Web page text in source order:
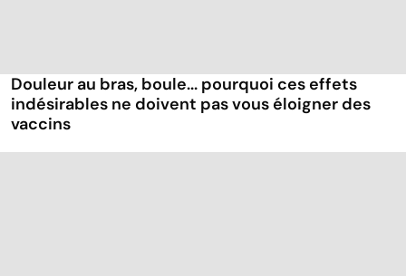
Douleur au bras, boule... pourquoi ces effets
indésirables ne doivent pas vous éloigner des
vaccins